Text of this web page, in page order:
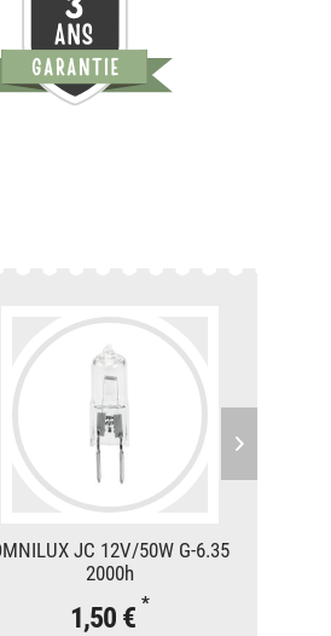
JC 12V/50W G-6.35
2000h
1,50 € *